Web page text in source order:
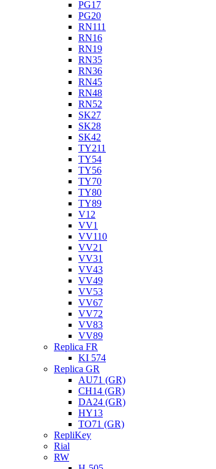
PG17
PG20
RN111
RN16
RN19
RN35
RN36
RN45
RN48
RN52
SK27
SK28
SK42
TY211
TY54
TY56
TY70
TY80
TY89
V12
VV1
VV110
VV21
VV31
VV43
VV49
VV53
VV67
VV72
VV83
VV89
Replica FR
KI 574
Replica GR
AU71 (GR)
CH14 (GR)
DA24 (GR)
HY13
TO71 (GR)
RepliKey
Rial
RW